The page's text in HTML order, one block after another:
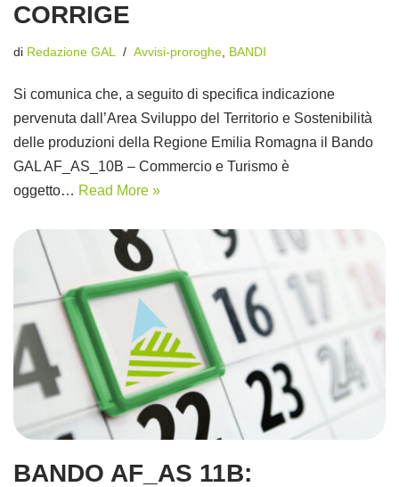
CORRIGE
di Redazione GAL Avvisi-proroghe, BANDI
Si comunica che, a seguito di specifica indicazione
pervenuta dall’Area Sviluppo del Territorio e Sostenibilità
delle produzioni della Regione Emilia Romagna il Bando
GAL AF_AS_10B – Commercio e Turismo è
oggetto… Read More »
BANDO AF_AS 11B: